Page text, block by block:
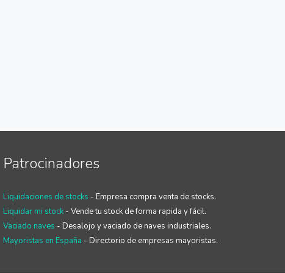
Patrocinadores
Liquidaciones de stocks - Empresa compra venta de stocks.
Liquidar mi stock- Vende tu stock de forma rapida y fácil.
Vaciado naves - Desalojo y vaciado de naves industriales.
Mayoristas en España - Directorio de empresas mayoristas.